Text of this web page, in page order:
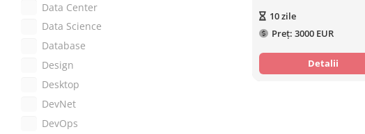
Data Center
Data Science
Database
Design
Desktop
DevNet
DevOps
10zile
Preț:3000 EUR
Detalii